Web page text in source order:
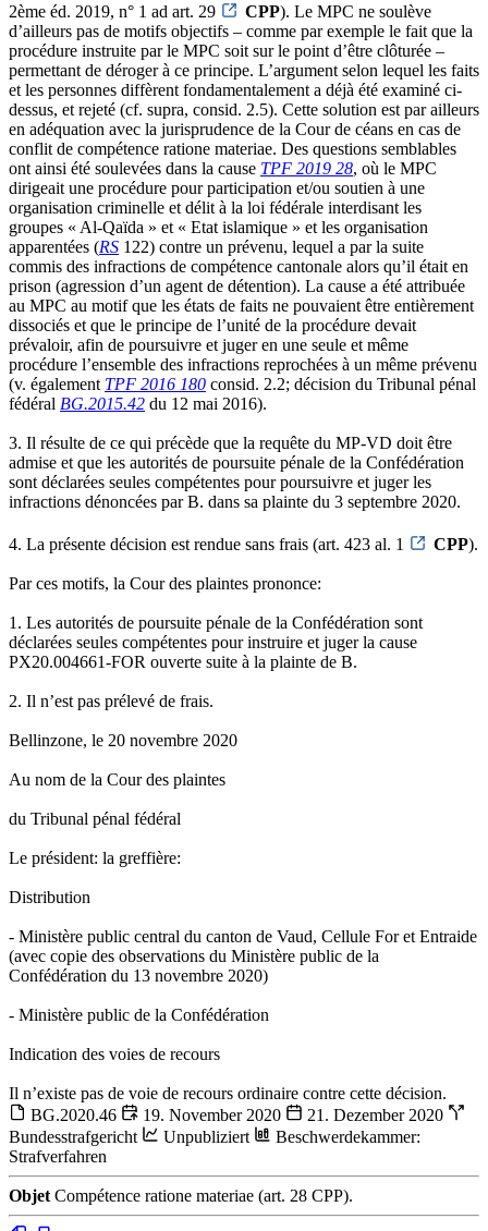
2ème éd. 2019, n° 1 ad art. 29
CPP). Le MPC ne soulève
d’ailleurs pas de motifs objectifs – comme par exemple le fait que la
procédure instruite par le MPC soit sur le point d’être clôturée –
permettant de déroger à ce principe. L’argument selon lequel les faits
et les personnes diffèrent fondamentalement a déjà été examiné ci-
dessus, et rejeté (cf. supra, consid. 2.5). Cette solution est par ailleurs
en adéquation avec la jurisprudence de la Cour de céans en cas de
conflit de compétence ratione materiae. Des questions semblables
ont ainsi été soulevées dans la cause TPF 2019 28, où le MPC
dirigeait une procédure pour participation et/ou soutien à une
organisation criminelle et délit à la loi fédérale interdisant les
groupes « Al-Qaïda » et « Etat islamique » et les organisation
apparentées (RS 122) contre un prévenu, lequel a par la suite
commis des infractions de compétence cantonale alors qu’il était en
prison (agression d’un agent de détention). La cause a été attribuée
au MPC au motif que les états de faits ne pouvaient être entièrement
dissociés et que le principe de l’unité de la procédure devait
prévaloir, afin de poursuivre et juger en une seule et même
procédure l’ensemble des infractions reprochées à un même prévenu
(v. également TPF 2016 180 consid. 2.2; décision du Tribunal pénal
fédéral BG.2015.42 du 12 mai 2016).
3. Il résulte de ce qui précède que la requête du MP-VD doit être
admise et que les autorités de poursuite pénale de la Confédération
sont déclarées seules compétentes pour poursuivre et juger les
infractions dénoncées par B. dans sa plainte du 3 septembre 2020.
4. La présente décision est rendue sans frais (art. 423 al. 1 CPP).
Par ces motifs, la Cour des plaintes prononce:
1. Les autorités de poursuite pénale de la Confédération sont
déclarées seules compétentes pour instruire et juger la cause
PX20.004661-FOR ouverte suite à la plainte de B.
2. Il n’est pas prélevé de frais.
Bellinzone, le 20 novembre 2020
Au nom de la Cour des plaintes
du Tribunal pénal fédéral
Le président: la greffière:
Distribution
- Ministère public central du canton de Vaud, Cellule For et Entraide
(avec copie des observations du Ministère public de la
Confédération du 13 novembre 2020)
- Ministère public de la Confédération
Indication des voies de recours
Il n’existe pas de voie de recours ordinaire contre cette décision.
BG.2020.46
19. November 2020
21. Dezember 2020
Bundesstrafgericht
Unpubliziert
Beschwerdekammer:
Strafverfahren
Objet Compétence ratione materiae (art. 28 CPP).